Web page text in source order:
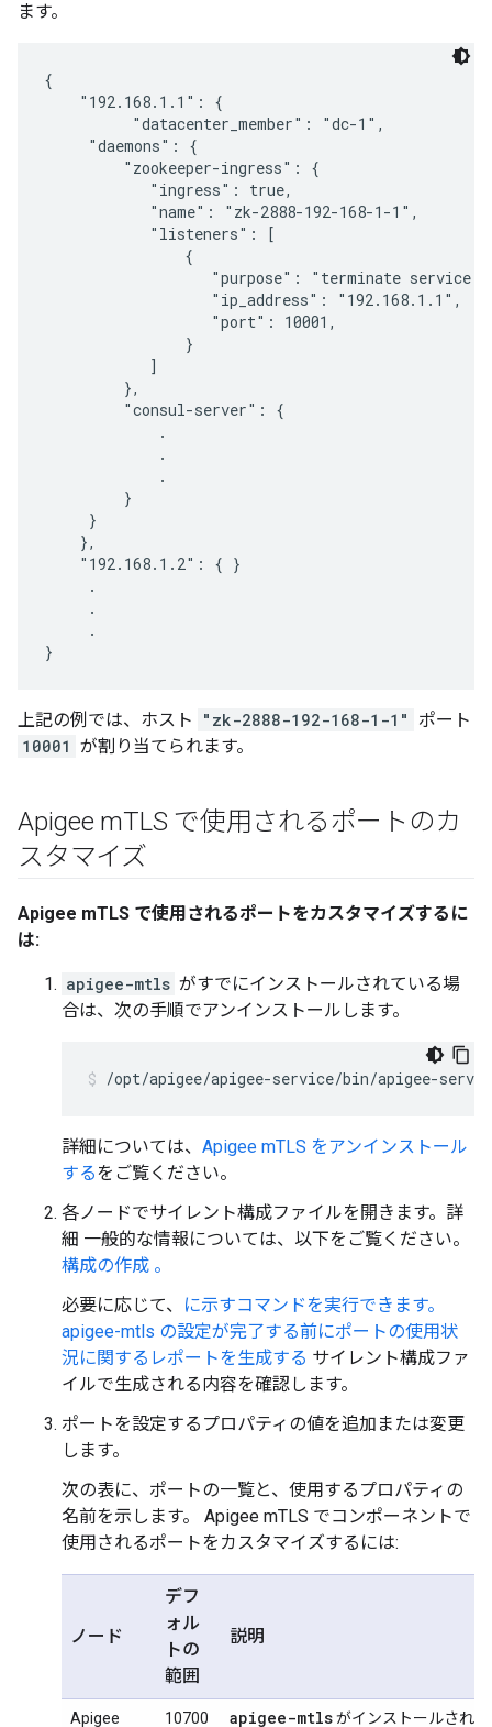
ます。
{
    "192.168.1.1": {
          "datacenter_member": "dc-1",
     "daemons": {
         "zookeeper-ingress": {
            "ingress": true,
            "name": "zk-2888-192-168-1-1",
            "listeners": [
                {
"purpose": "terminate service
                   "ip_address": "192.168.1.1",
                   "port": 10001,
                }
            ]
         },
         "consul-server": {
             .
             .
             .
         }
     }
    },
    "192.168.1.2": { }
     .
     .
     .
}
上記の例では、ホスト "zk-2888-192-168-1-1"
ポート
10001 が割り当てられます。
Apigee mTLS で使用されるポートのカ
スタマイズ
Apigee mTLS で使用されるポートをカスタマイズするに
は:
apigee-mtls がすでにインストールされている場
合は、次の手順でアンインストールします。
/opt/apigee/apigee-service/bin/apigee-
詳細については、 Apigee mTLS をアンインストール
するをご覧ください。
各ノードでサイレント構成ファイルを開きます。詳
細 一般的な情報については、以下をご覧ください。
構成の作成 。
必要に応じて、
に示すコマンドを実行できます。
apigee-mtls の設定が完了する前にポートの使用状
況に関するレポートを生成する サイレント構成ファ
イルで生成される内容を確認します。
ポートを設定するプロパティの値を追加または変更
します。
次の表に、ポートの一覧と、使用するプロパティの
名前を示します。 Apigee mTLS でコンポーネントで
使用されるポートをカスタマイズするには:
ノード
デフ
ォル
トの
範囲
説明
Apigee 10700 apigee-mtlsがインストールされ